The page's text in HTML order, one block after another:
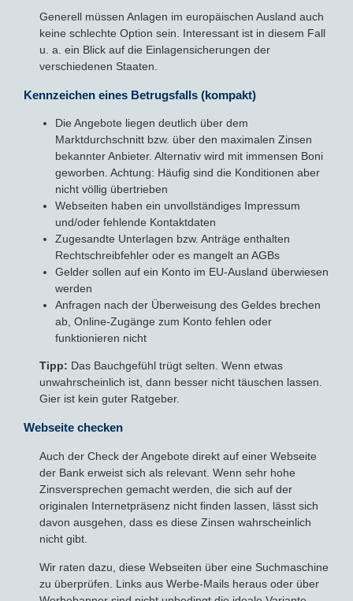
Generell müssen Anlagen im europäischen Ausland auch
keine schlechte Option sein. Interessant ist in diesem Fall
u. a. ein Blick auf die Einlagensicherungen der
verschiedenen Staaten.
Kennzeichen eines Betrugsfalls (kompakt)
Die Angebote liegen deutlich über dem
Marktdurchschnitt bzw. über den maximalen Zinsen
bekannter Anbieter. Alternativ wird mit immensen Boni
geworben. Achtung: Häufig sind die Konditionen aber
nicht völlig übertrieben
Webseiten haben ein unvollständiges Impressum
und/oder fehlende Kontaktdaten
Zugesandte Unterlagen bzw. Anträge enthalten
Rechtschreibfehler oder es mangelt an AGBs
Gelder sollen auf ein Konto im EU-Ausland überwiesen
werden
Anfragen nach der Überweisung des Geldes brechen
ab, Online-Zugänge zum Konto fehlen oder
funktionieren nicht
Tipp: Das Bauchgefühl trügt selten. Wenn etwas
unwahrscheinlich ist, dann besser nicht täuschen lassen.
Gier ist kein guter Ratgeber.
Webseite checken
Auch der Check der Angebote direkt auf einer Webseite
der Bank erweist sich als relevant. Wenn sehr hohe
Zinsversprechen gemacht werden, die sich auf der
originalen Internetpräsenz nicht finden lassen, lässt sich
davon ausgehen, dass es diese Zinsen wahrscheinlich
nicht gibt.
Wir raten dazu, diese Webseiten über eine Suchmaschine
zu überprüfen. Links aus Werbe-Mails heraus oder über